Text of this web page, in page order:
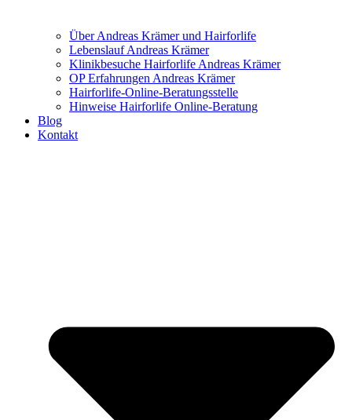
Über Andreas Krämer und Hairforlife
Lebenslauf Andreas Krämer
Klinikbesuche Hairforlife Andreas Krämer
OP Erfahrungen Andreas Krämer
Hairforlife-Online-Beratungsstelle
Hinweise Hairforlife Online-Beratung
Blog
Kontakt